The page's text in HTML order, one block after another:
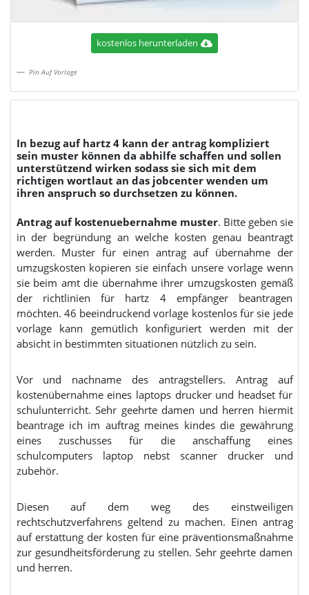
kostenlos herunterladen
Pin Auf Vorlage
In bezug auf hartz 4 kann der antrag kompliziert
sein muster können da abhilfe schaffen und sollen
unterstützend wirken sodass sie sich mit dem
richtigen wortlaut an das jobcenter wenden um
ihren anspruch so durchsetzen zu können.
Antrag auf kostenuebernahme muster. Bitte geben sie
in der begründung an welche kosten genau beantragt
werden. Muster für einen antrag auf übernahme der
umzugskosten kopieren sie einfach unsere vorlage wenn
sie beim amt die übernahme ihrer umzugskosten gemäß
der richtlinien für hartz 4 empfänger beantragen
möchten. 46 beeindruckend vorlage kostenlos für sie jede
vorlage kann gemütlich konfiguriert werden mit der
absicht in bestimmten situationen nützlich zu sein.
Vor und nachname des antragstellers. Antrag auf
kostenübernahme eines laptops drucker und headset für
schulunterricht. Sehr geehrte damen und herren hiermit
beantrage ich im auftrag meines kindes die gewährung
eines zuschusses für die anschaffung eines
schulcomputers laptop nebst scanner drucker und
zubehör.
Diesen auf dem weg des einstweiligen
rechtschutzverfahrens geltend zu machen. Einen antrag
auf erstattung der kosten für eine präventionsmaßnahme
zur gesundheitsförderung zu stellen. Sehr geehrte damen
und herren.